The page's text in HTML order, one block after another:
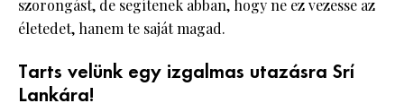
szorongást, de segítenek abban, hogy ne ez vezesse az
életedet, hanem te saját magad.
Tarts velünk egy izgalmas utazásra Srí
Lankára!